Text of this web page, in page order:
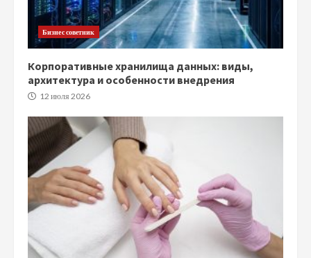
Бизнес советник
Корпоративные хранилища данных: виды,
архитектура и особенности внедрения
12 июля 2026